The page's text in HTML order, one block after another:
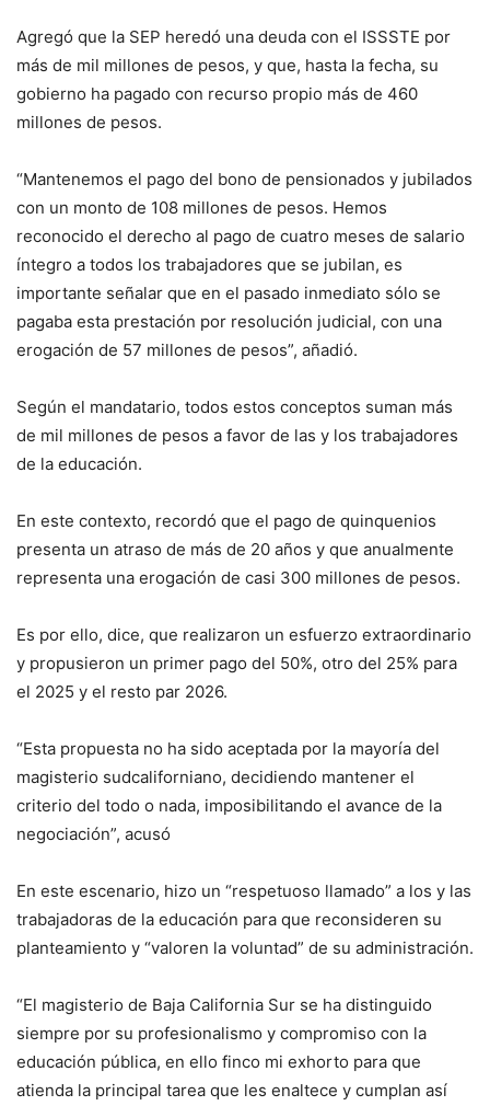
Agregó que la SEP heredó una deuda con el ISSSTE por
más de mil millones de pesos, y que, hasta la fecha, su
gobierno ha pagado con recurso propio más de 460
millones de pesos.
“Mantenemos el pago del bono de pensionados y jubilados
con un monto de 108 millones de pesos. Hemos
reconocido el derecho al pago de cuatro meses de salario
íntegro a todos los trabajadores que se jubilan, es
importante señalar que en el pasado inmediato sólo se
pagaba esta prestación por resolución judicial, con una
erogación de 57 millones de pesos”, añadió.
Según el mandatario, todos estos conceptos suman más
de mil millones de pesos a favor de las y los trabajadores
de la educación.
En este contexto, recordó que el pago de quinquenios
presenta un atraso de más de 20 años y que anualmente
representa una erogación de casi 300 millones de pesos.
Es por ello, dice, que realizaron un esfuerzo extraordinario
y propusieron un primer pago del 50%, otro del 25% para
el 2025 y el resto par 2026.
“Esta propuesta no ha sido aceptada por la mayoría del
magisterio sudcaliforniano, decidiendo mantener el
criterio del todo o nada, imposibilitando el avance de la
negociación”, acusó
En este escenario, hizo un “respetuoso llamado” a los y las
trabajadoras de la educación para que reconsideren su
planteamiento y “valoren la voluntad” de su administración.
“El magisterio de Baja California Sur se ha distinguido
siempre por su profesionalismo y compromiso con la
educación pública, en ello finco mi exhorto para que
atienda la principal tarea que les enaltece y cumplan así